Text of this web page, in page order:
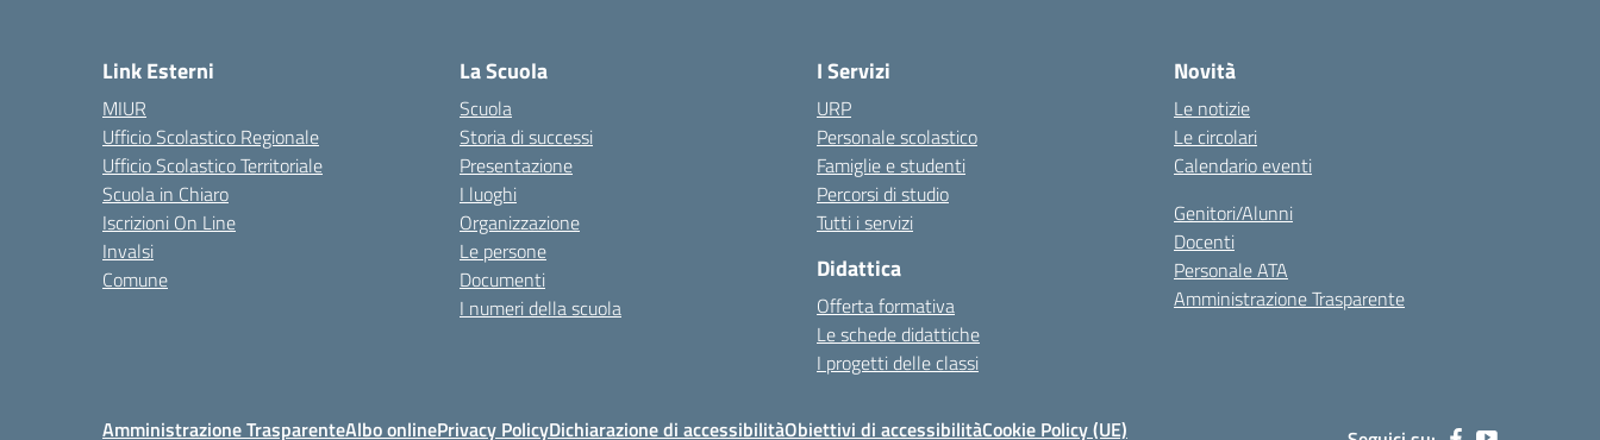
Link Esterni
MIUR
Ufficio Scolastico Regionale
Ufficio Scolastico Territoriale
Scuola in Chiaro
Iscrizioni On Line
Invalsi
Comune
La Scuola
Scuola
Storia di successi
Presentazione
I luoghi
Organizzazione
Le persone
Documenti
I numeri della scuola
I Servizi
URP
Personale scolastico
Famiglie e studenti
Percorsi di studio
Tutti i servizi
Didattica
Offerta formativa
Le schede didattiche
I progetti delle classi
Novità
Le notizie
Le circolari
Calendario eventi
Genitori/Alunni
Docenti
Personale ATA
Amministrazione Trasparente
Amministrazione TrasparenteAlbo onlinePrivacy PolicyDichiarazione di accessibilitàObiettivi di accessibilitàCookie Policy (UE)